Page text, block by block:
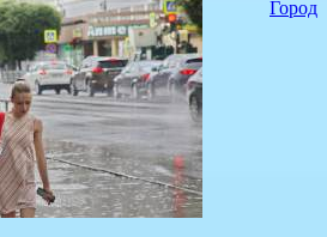
Город